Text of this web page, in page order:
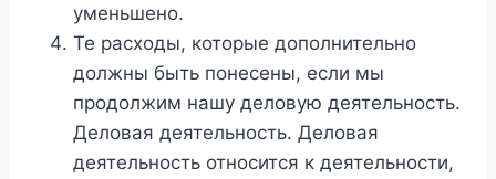
уменьшено.
Те расходы, которые дополнительно
должны быть понесены, если мы
продолжим нашу деловую деятельность.
Деловая деятельность. Деловая
деятельность относится к деятельности,